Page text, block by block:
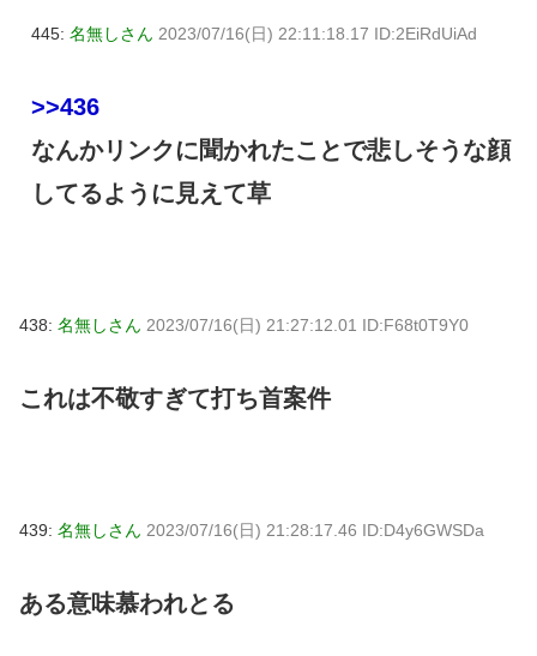
445: 名無しさん 2023/07/16(日) 22:11:18.17 ID:2EiRdUiAd
>>436
なんかリンクに聞かれたことで悲しそうな顔
してるように見えて草
438: 名無しさん 2023/07/16(日) 21:27:12.01 ID:F68t0T9Y0
これは不敬すぎて打ち首案件
439: 名無しさん 2023/07/16(日) 21:28:17.46 ID:D4y6GWSDa
ある意味慕われとる